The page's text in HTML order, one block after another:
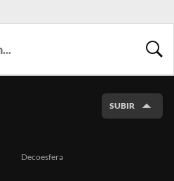
SUBIR
Decoesfera